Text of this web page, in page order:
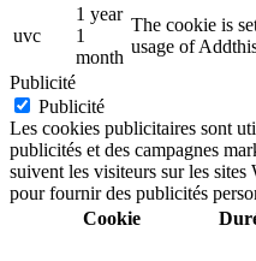
uvc
1 year
1
month
The cookie is
usage of
Publicité
Publicité
Les cookies publicitaires sont
publicités et des campagnes
suivent les visiteurs sur les
pour fournir des publicités
Cookie